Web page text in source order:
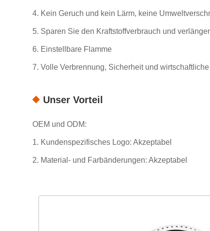
4. Kein Geruch und kein Lärm, keine
5. Sparen Sie den Kraftstoffverbrauch und
6. Einstellbare Flamme
7. Volle Verbrennung, Sicherheit und
Unser Vorteil
OEM und ODM:
1. Kundenspezifisches Logo: Akzeptabel
2. Material- und Farbänderungen: Akzeptabel